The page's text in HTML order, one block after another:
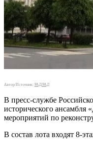
Автор/Источник: РАД/РАД
В пресс-службе
исторического
мероприятий по
В состав лота входят 8-